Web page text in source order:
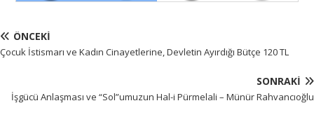
ÖNCEKI
Çocuk İstismarı ve Kadın Cinayetlerine, Devletin Ayırdığı Bütçe 120 TL
SONRAKI
İşgücü Anlaşması ve “Sol”umuzun Hal-i Pürmelali – Münür Rahvancıoğlu